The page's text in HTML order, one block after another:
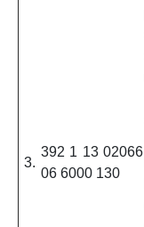
3.
392 1 13 02066
06 6000 130